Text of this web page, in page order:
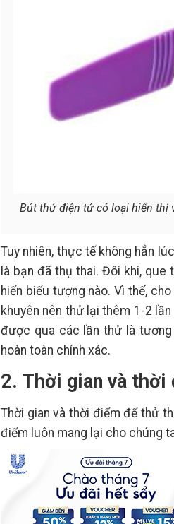
Bút thử điện tử có loại hiển thị
Tuy nhiên, thực tế không hẳn
là bạn đã thụ thai. Đôi khi, que
hiển biểu tượng nào. Vì thế,
khuyên nên thử lại thêm 1-2
được qua các lần thử là
hoàn toàn chính xác.
2. Thời gian và
Thời gian và thời điểm để thử
điểm luôn mang lại cho chúng